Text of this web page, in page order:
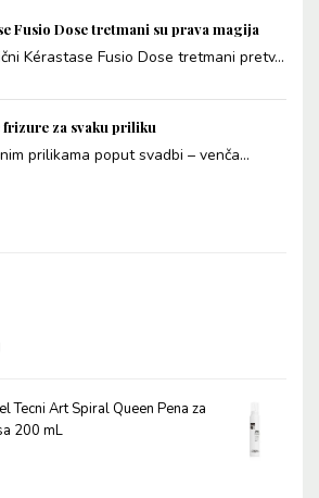
Fusio Dose tretmani su prava magija
Kérastase Fusio Dose tretmani pretv...
frizure za svaku priliku
prilikama poput svadbi – venča...
Tecni Art Spiral Queen Pena za
200 mL